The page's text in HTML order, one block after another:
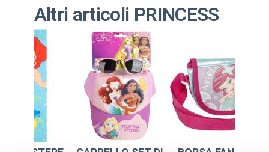
Altri articoli PRINCESS